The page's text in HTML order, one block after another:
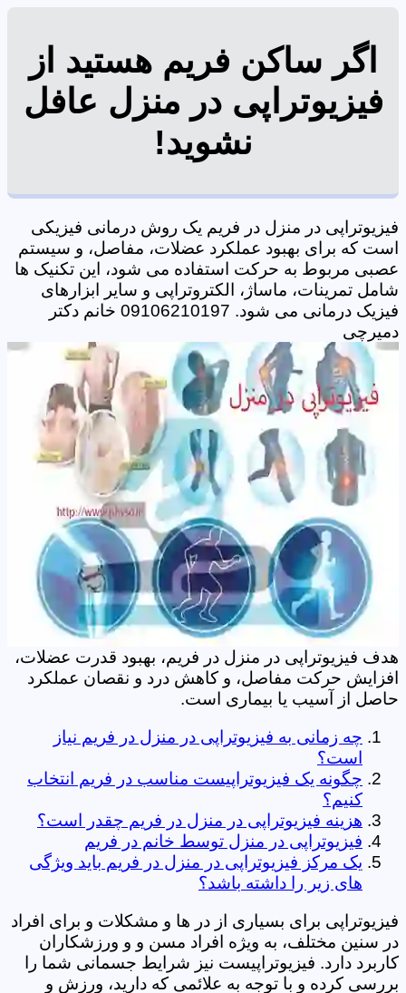
اگر ساکن فریم هستید از
فیزیوتراپی در منزل عافل
نشوید!
فیزیوتراپی در منزل در فریم یک روش درمانی فیزیکی
است که برای بهبود عملکرد عضلات، مفاصل، و سیستم
عصبی مربوط به حرکت استفاده می شود، این تکنیک ها
شامل تمرینات، ماساژ، الکتروتراپی و سایر ابزارهای
فیزیک درمانی می شود. 09106210197 خانم دکتر
دمیرچی
هدف فیزیوتراپی در منزل در فریم، بهبود قدرت عضلات،
افزایش حرکت مفاصل، و کاهش درد و نقصان عملکرد
حاصل از آسیب یا بیماری است.
چه زمانی به فیزیوتراپی در منزل در فریم نیاز
است؟
چگونه یک فیزیوتراپیست مناسب در فریم انتخاب
کنیم؟
هزینه فیزیوتراپی در منزل در فریم چقدر است؟
فیزیوتراپی در منزل توسط خانم در فریم
یک مرکز فیزیوتراپی در منزل در فریم باید ویژگی
های زیر را داشته باشد؟
فیزیوتراپی برای بسیاری از در ها و مشکلات و برای افراد
در سنین مختلف، به ویژه افراد مسن و و ورزشکاران
کاربرد دارد. فیزیوتراپیست نیز شرایط جسمانی شما را
بررسی کرده و با توجه به علائمی که دارید، ورزش و